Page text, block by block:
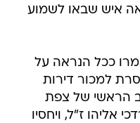
איש שבאו לשמוע
ככל הנראה על
למכור דירות
הראשי של צפת
אליהו ז"ל, ויחסיו